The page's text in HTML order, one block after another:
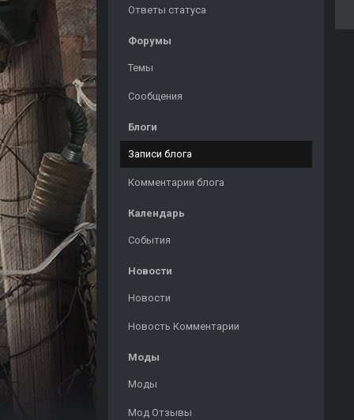
Ответы статуса
Форумы
Темы
Сообщения
Блоги
Записи блога
Комментарии блога
Календарь
События
Новости
Новости
Новость Комментарии
Моды
Моды
Мод Отзывы